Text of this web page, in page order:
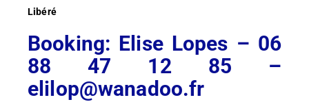
Libéré
Booking: Elise Lopes – 06
88 47 12 85 –
elilop@wanadoo.fr